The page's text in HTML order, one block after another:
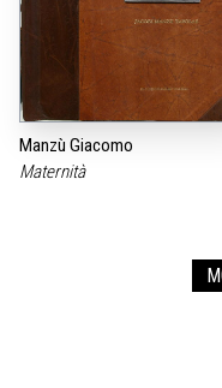
Manzù Giacomo
Maternità